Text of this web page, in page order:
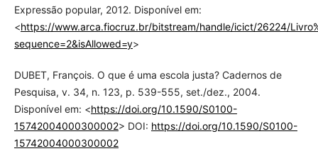
Expressão popular, 2012. Disponível em:
<https://www.arca.fiocruz.br/bitstream/handle/icict/26224/
sequence=2&isAllowed=y>
DUBET, François. O que é uma escola justa? Cadernos de
Pesquisa, v. 34, n. 123, p. 539-555, set./dez., 2004.
Disponível em: <https://doi.org/10.1590/S0100-
15742004000300002> DOI: https://doi.org/10.1590/S0100-
15742004000300002